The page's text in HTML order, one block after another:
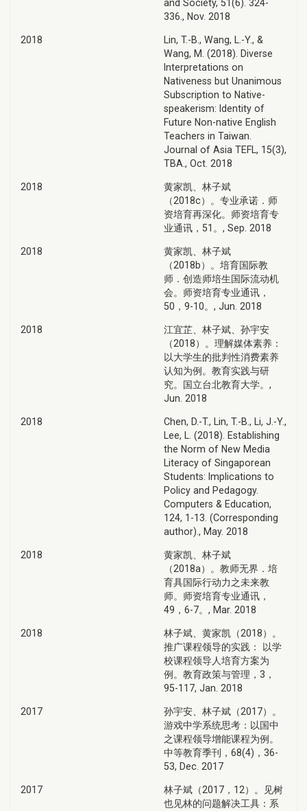
and Society, 51(6). 324-
336., Nov. 2018
2018
Lin, T.-B., Wang, L.-Y., &
Wang, M. (2018). Diverse
Interpretations on
Nativeness but Unanimous
Subscription to Native-
speakerism: Identity of
Future Non-native English
Teachers in Taiwan.
Journal of Asia TEFL, 15(3),
TBA., Oct. 2018
2018
黄家凯、林子斌
（2018c）。专业承诺．师
资培育再深化。师资培育专
业通讯，51。, Sep. 2018
2018
黄家凯、林子斌
（2018b）。培育国际教
师．创造师培生国际流动机
会。师资培育专业通讯，
50，9-10。, Jun. 2018
2018
江宜芷、林子斌、孙宇安
（2018）。理解媒体素养：
以大学生的批判性消费素养
认知为例。教育实践与研
究。国立台北教育大学。,
Jun. 2018
2018
Chen, D.-T., Lin, T.-B., Li, J.-Y.,
Lee, L. (2018). Establishing
the Norm of New Media
Literacy of Singaporean
Students: Implications to
Policy and Pedagogy.
Computers & Education,
124, 1-13. (Corresponding
author)., May. 2018
2018
黄家凯、林子斌
（2018a）。教师无界．培
育具国际行动力之未来教
师。师资培育专业通讯，
49，6-7。, Mar. 2018
2018
林子斌、黄家凯（2018）。
推广课程领导的实践： 以学
校课程领导人培育方案为
例。教育政策与管理，3，
95-117, Jan. 2018
2017
孙宇安、林子斌（2017）。
游戏中学系统思考：以国中
之课程领导增能课程为例。
中等教育季刊，68(4)，36-
53, Dec. 2017
2017
林子斌（2017，12）。见树
也见林的问题解决工具：系